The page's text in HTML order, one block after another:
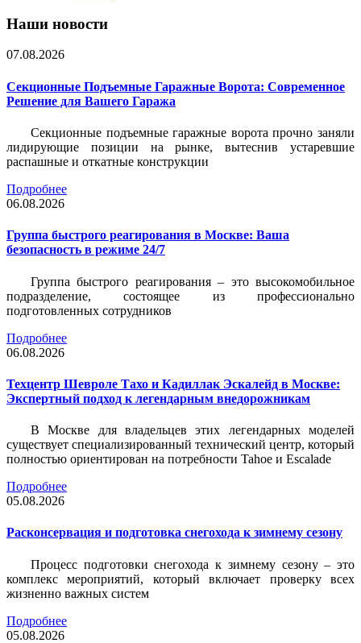
Наши новости
07.08.2026
Секционные Подъемные Гаражные Ворота: Современное
Решение для Вашего Гаража
Секционные подъемные гаражные ворота прочно заняли
лидирующие позиции на рынке, вытеснив устаревшие
распашные и откатные конструкции
Подробнее
06.08.2026
Группа быстрого реагирования в Москве: Ваша
безопасность в режиме 24/7
Группа быстрого реагирования – это высокомобильное
подразделение, состоящее из профессионально
подготовленных сотрудников
Подробнее
06.08.2026
Техцентр Шевроле Тахо и Кадиллак Эскалейд в Москве:
Экспертный подход к легендарным внедорожникам
В Москве для владельцев этих легендарных моделей
существует специализированный технический центр, который
полностью ориентирован на потребности Tahoe и Escalade
Подробнее
05.08.2026
Расконсервация и подготовка снегохода к зимнему сезону
Процесс подготовки снегохода к зимнему сезону – это
комплекс мероприятий, который включает проверку всех
жизненно важных систем
Подробнее
05.08.2026